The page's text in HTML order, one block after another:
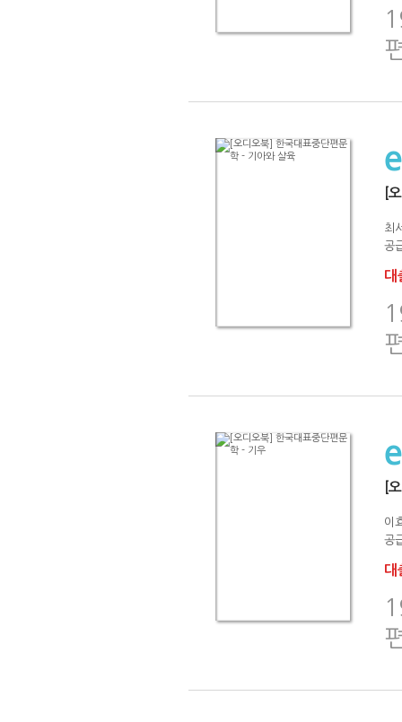
[
최
공
대
[
이
공
대